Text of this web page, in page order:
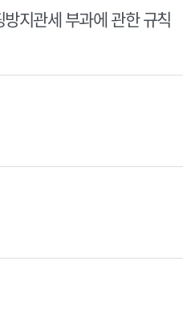
지관세 부과에 관한 규칙